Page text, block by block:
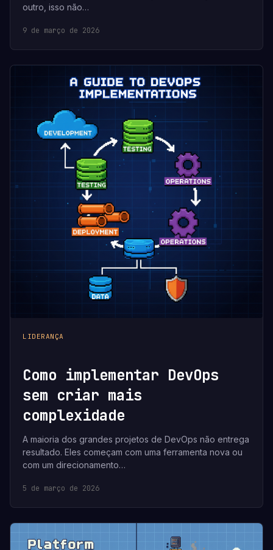
outro, isso não…
9 de março de 2026
LIDERANÇA
Como implementar DevOps
sem criar mais
complexidade
A maioria dos grandes projetos de DevOps não entrega
resultado. Eles começam com uma ferramenta nova ou
com um direcionamento…
5 de março de 2026